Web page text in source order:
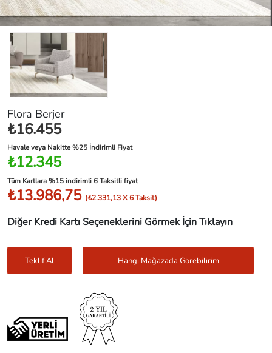
Flora Berjer
₺16.455
Havale veya Nakitte %25 İndirimli Fiyat
₺12.345
Tüm Kartlara %15 indirimli 6 Taksitli fiyat
₺13.986,75 (₺2.331,13 X 6 Taksit)
Diğer Kredi Kartı Seçeneklerini Görmek İçin Tıklayın
Teklif Al Hangi Mağazada Görebilirim